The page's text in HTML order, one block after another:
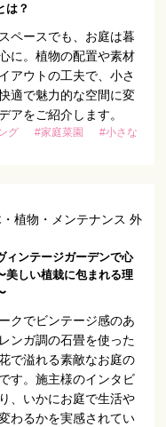
は？
ペースでも、お庭は暮
に。植物の配置や素材
アウトの工夫で、小さ
適で魅力的な空間に変
アをご紹介します。
グ #家庭菜園
#小さな
植物・メンテナンス 外
ィンテージガーデンで心
美しい植栽に包まれる理
クでビンテージ感のあ
ンガ調の石畳を使った
で溢れる素敵なお庭の
す。施主様のインタビ
、いかにお庭で生活や
わるかを実感されてい